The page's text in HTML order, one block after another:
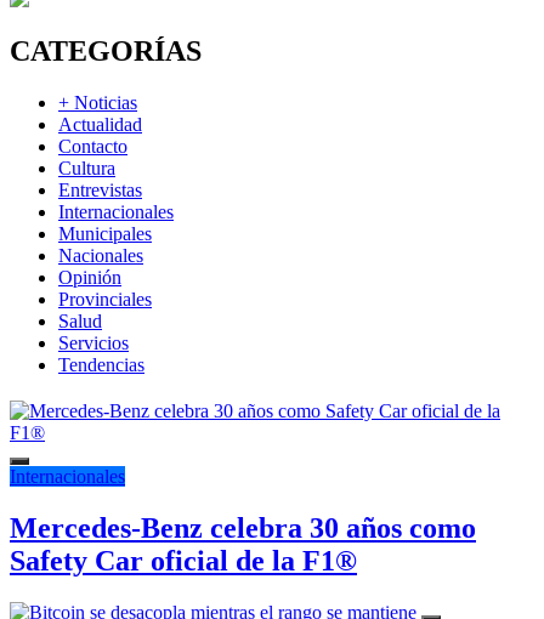
CATEGORÍAS
+ Noticias
Actualidad
Contacto
Cultura
Entrevistas
Internacionales
Municipales
Nacionales
Opinión
Provinciales
Salud
Servicios
Tendencias
Internacionales
Mercedes-Benz celebra 30 años como
Safety Car oficial de la F1®